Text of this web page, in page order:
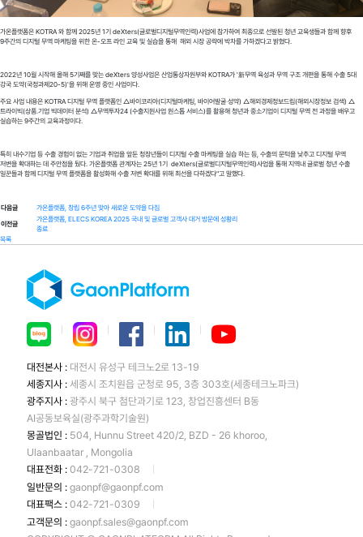
가온플랫폼은 KOTRA 와 함께 2025년 1기 deXters(글로벌디지털무역인력)사업에 참가하여 최종으로 선발된 청년 교육생들과 함께 향후
9주간의 디지털 무역 마케팅을 위한 온-오프 라인 교육 및 실습을 통해 해외 시장 공략에 박차를 가하겠다고 밝혔다.
2022년 10월 시작해 올해 5기째를 맞는 deXters 양성사업은 산업통상자원부와 KOTRA가 '新무역 육성과 무역 구조 개편을 통해 수출 5대
강국 도약(국정과제20-5)'을 위해 운영 중인 사업이다.
주요 사업 내용은 KOTRA 디지털 무역 플랫폼인 △바이코리아(디지털마케팅, 바이어발굴‧성약) △해외경제정보드림(해외시장정보 검색) △
트라이빅(상품․기업 빅데이터 분석) △무역투자24 (수출지원사업 원스톱 서비스)를 활용해 청년과 중소기업이 디지털 무역 전 과정을 배우고
실습하는 9주간의 교육과정이다.
특히 내수기업 등 수출 경험이 없는 기업과 취업을 앞둔 청장년들이 디지털 수출 마케팅을 실습 하는 등, 수출의 문턱을 낮추고 디지털 무역
저변을 확대하는 데 주안점을 뒀다. 가온플랫폼 관계자는 25년 1기 deXters(글로벌디지털무역인력)사업을 통해 지역내 글로벌 청년 수출
일꾼들과 함께 디지털 무역 플랫폼을 활성화해 수출 저변 확대를 위해 최선을 다하겠다"고 말했다.
다음글
가온플랫폼, 창립 6주년 맞아 새로운 도약을 다짐
이전글
가온플랫폼, ELECS KOREA 2025 국내 및 글로벌 고객사 대거 방문에 성황리
종료
목록
대전본사 : 대전시 유성구 테크노2로 13-19
세종지사 :세종시 조치원읍 군청로 95, 3층 303호(세종테크노파크)
광주지사 :광주시 북구 첨단과기로 123, 창업진흥센터 B동
AI공동보육실(광주과학기술원)
몽골법인 : 504, Hunnu Street 420/2, BZD - 26 khoroo,
Ulaanbaatar , Mongolia
대표전화 :042-721-0308
일반문의 :gaonpf@gaonpf.com
대표팩스 :042-721-0309
고객문의 :gaonpf.sales@gaonpf.com